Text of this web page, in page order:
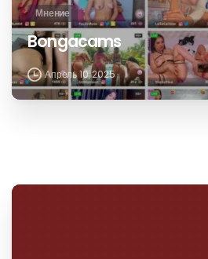
Мнение
Bongacams
Апрель 10, 2025